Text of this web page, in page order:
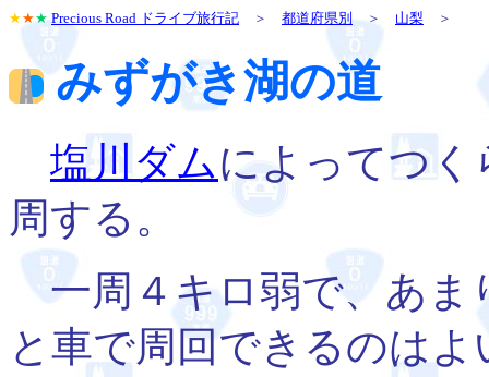
★★★ Precious Road ドライブ旅行記 ＞ 都道府県別＞ 山梨 ＞
みずがき湖の道
塩川ダムによってつく
周する。
一周４キロ弱で、あま
と車で周回できるのはよ